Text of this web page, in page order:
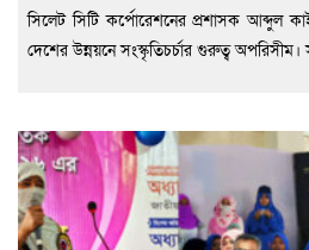
সিলেট সিটি কর্পোরেশনের প্রশাসক আব্দুল
দেশের উন্নয়নে সংস্কৃতিচর্চার গুরুত্ব